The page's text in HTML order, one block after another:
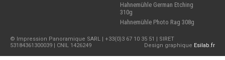
Hahnemühle German Etching
310g
Hahnemühle Photo Rag 308g
© Impression Panoramique SARL | +33(0)3 67 10 35 51 | SIRET
53184361300039 | CNIL 1426249
Design graphique Esilab.fr